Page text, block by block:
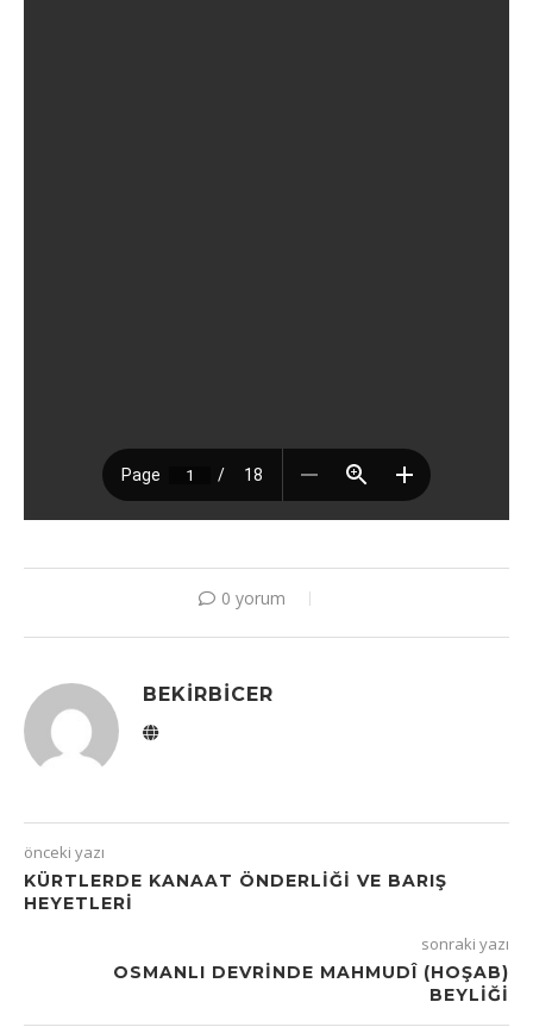
0 yorum
BEKIRBICER
önceki yazı
KÜRTLERDE KANAAT ÖNDERLIĞI VE BARIŞ
HEYETLERI
sonraki yazı
OSMANLI DEVRINDE MAHMUDÎ (HOŞAB)
BEYLIĞI